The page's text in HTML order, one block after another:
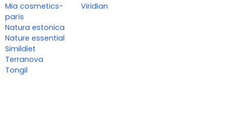
Mia cosmetics-
parís
Natura estonica
Nature essential
Simildiet
Terranova
Tongil
Viridian